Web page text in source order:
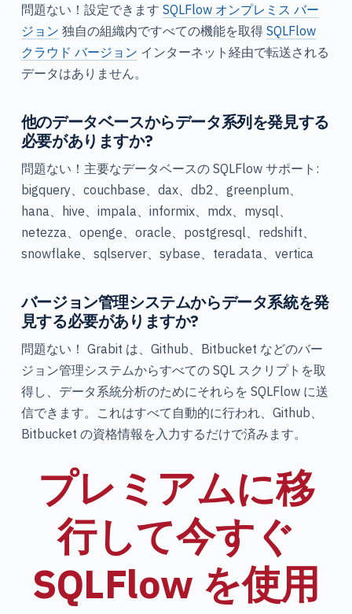
問題ない！設定できます SQLFlow オンプレミス バー
ジョン 独自の組織内ですべての機能を取得 SQLFlow
クラウド バージョン インターネット経由で転送される
データはありません。
他のデータベースからデータ系列を発見する
必要がありますか?
問題ない！主要なデータベースの SQLFlow サポート:
bigquery、couchbase、dax、db2、greenplum、
hana、hive、impala、informix、mdx、mysql、
netezza、openge、oracle、postgresql、redshift、
snowflake、sqlserver、sybase、teradata、vertica
バージョン管理システムからデータ系統を発
見する必要がありますか?
問題ない！ Grabit は、Github、Bitbucket などのバー
ジョン管理システムからすべての SQL スクリプトを取
得し、データ系統分析のためにそれらを SQLFlow に送
信できます。これはすべて自動的に行われ、Github、
Bitbucket の資格情報を入力するだけで済みます。
プレミアムに移
行して今すぐ
SQLFlow を使用